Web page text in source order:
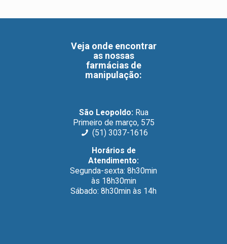
Veja onde encontrar
as nossas
farmácias de
manipulação:
São Leopoldo: Rua
Primeiro de março, 575
(51) 3037-1616
Horários de
Atendimento:
Segunda-sexta: 8h30min
às 18h30min
Sábado: 8h30min às 14h